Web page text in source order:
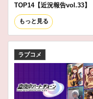
TOP14【近況報告vol.33】
もっと見る
ラブコメ